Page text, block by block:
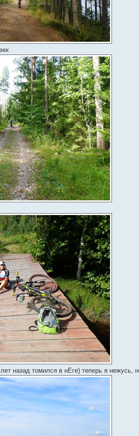
назад томился в нЕге) теперь я